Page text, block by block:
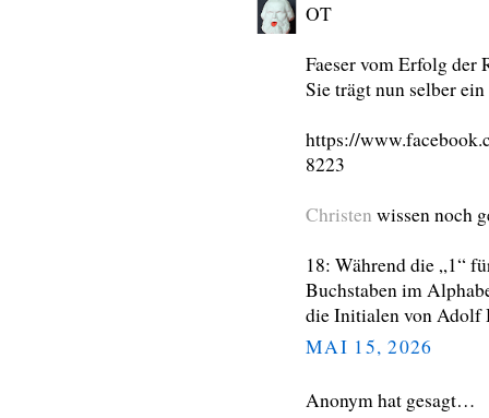
OT
Faeser vom Erfolg der
Sie trägt nun selber
https://
8223
Christen wissen noch
18: Während die „1“
Buchstaben im
die Initialen von Adolf
MAI 15, 2026
Anonym hat gesagt…